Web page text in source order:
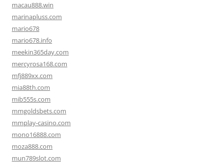
macau888.win
marinapluss.com
mario678
mario678.info
meekin365day.com
mercyrosa168.com
mfj889xx.com
mia88th.com
mib555s.com
mmgoldsbets.com
mmplay-casino.com
mono16888.com
moza888.com
mun789slot.com